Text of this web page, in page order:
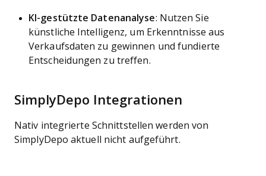
KI-gestützte Datenanalyse: Nutzen Sie
künstliche Intelligenz, um Erkenntnisse aus
Verkaufsdaten zu gewinnen und fundierte
Entscheidungen zu treffen.
SimplyDepo Integrationen
Nativ integrierte Schnittstellen werden von
SimplyDepo aktuell nicht aufgeführt.